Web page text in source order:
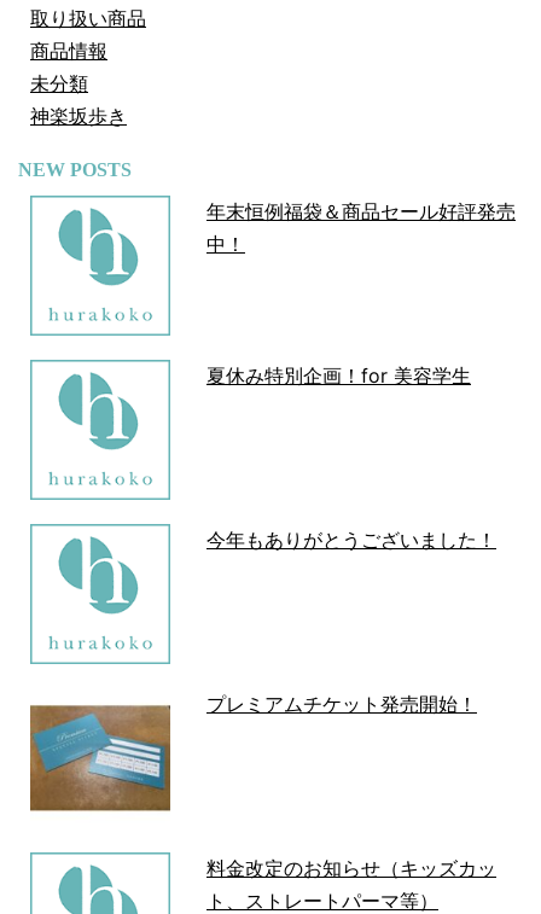
取り扱い商品
商品情報
未分類
神楽坂歩き
NEW POSTS
年末恒例福袋＆商品セール好評発売
中！
夏休み特別企画！for 美容学生
今年もありがとうございました！
プレミアムチケット発売開始！
料金改定のお知らせ（キッズカッ
ト、ストレートパーマ等）